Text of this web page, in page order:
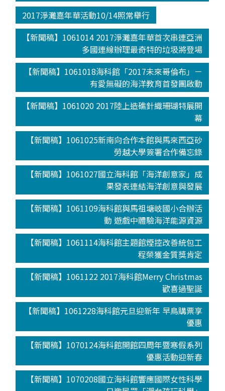
2017淨灘嘉年華活動10/14照常舉行
【新聞稿】1061014 2017淨灘嘉年華首次串連亞洲
多國連線辦理最奇特的垃圾將登場
【新聞稿】1061018海科館「2017未來哥倫布」－
有愛無礙的海洋教育首發團啟動
【新聞稿】1061020 2017陸上造礁針織珊瑚特展開
幕
【新聞稿】1061025新南向合作本館與馬來西亞砂
勞越大學簽署合作備忘錄
【新聞稿】1061027國立海科館「海洋創意家」成
果發表連結海洋創意與發展
【新聞稿】1061109海科館與馬祖塘岐國小合辦活
動 遊戲中體驗海洋能源資源
【新聞稿】1061114海科館主題館煙控改善統包工
程榮獲金質獎肯定
【新聞稿】1061122 2017海科館Merry Christmas
歡喜過聖誕
【新聞稿】1061228海科館元旦迎新年 早鳥購票享
優惠
【新聞稿】1070124海科館開館四周年暨寒假系列
優惠活動迎新春
【新聞稿】1070208國立海科館響應國際女性科學